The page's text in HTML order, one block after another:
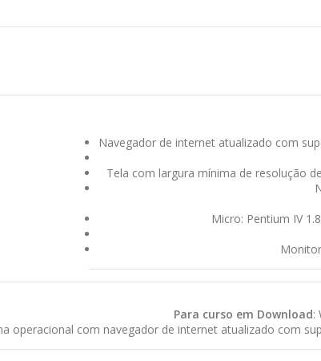
Navegador de internet atualizado com
Tela com largura mínima de resolução
Micro: Pentium IV
Para curso em Download:
operacional com navegador de internet atualizado com